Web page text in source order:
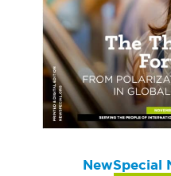
NewSpecial